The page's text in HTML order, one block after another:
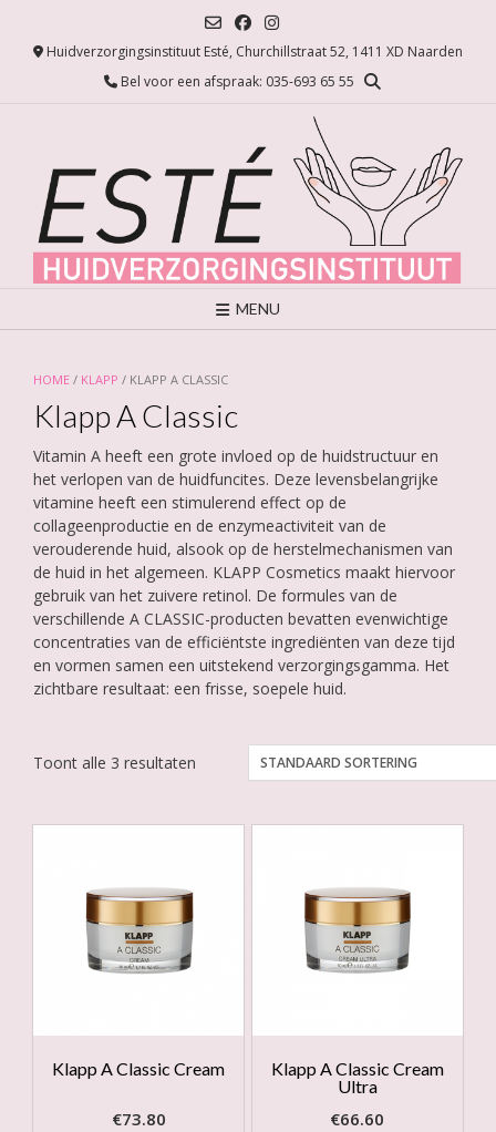
Huidverzorgingsinstituut Esté, Churchillstraat 52, 1411 XD Naarden
Bel voor een afspraak: 035-693 65 55
MENU
HOME / KLAPP / KLAPP A CLASSIC
Klapp A Classic
Vitamin A heeft een grote invloed op de huidstructuur en
het verlopen van de huidfuncites. Deze levensbelangrijke
vitamine heeft een stimulerend effect op de
collageenproductie en de enzymeactiviteit van de
verouderende huid, alsook op de herstelmechanismen van
de huid in het algemeen. KLAPP Cosmetics maakt hiervoor
gebruik van het zuivere retinol. De formules van de
verschillende A CLASSIC-producten bevatten evenwichtige
concentraties van de efficiëntste ingrediënten van deze tijd
en vormen samen een uitstekend verzorgingsgamma. Het
zichtbare resultaat: een frisse, soepele huid.
Toont alle 3 resultaten
Klapp A Classic Cream
€73.80
Klapp A Classic Cream
Ultra
€66.60